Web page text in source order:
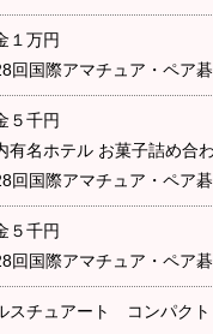
１万円
回国際アマチュア・ペア
５千円
名ホテル お菓子詰め合
回国際アマチュア・ペア
５千円
回国際アマチュア・ペア
スチュアート コンパクト